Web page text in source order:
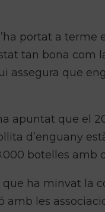
portat a
tan bona com
assegura que
apuntat que el
d’enguany
botelles amb
ha minvat la
amb les